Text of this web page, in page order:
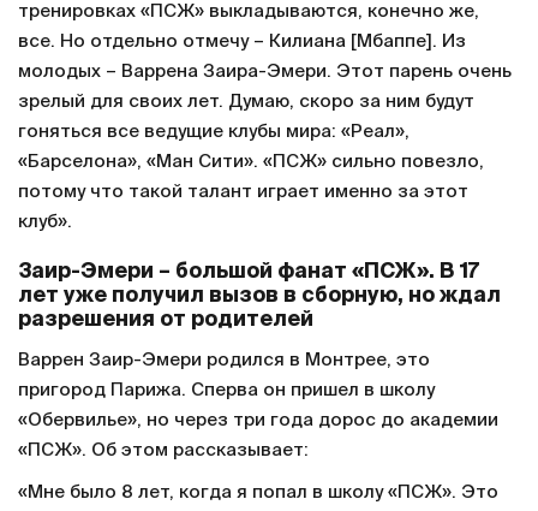
тренировках «ПСЖ» выкладываются, конечно же,
все. Но отдельно отмечу – Килиана [Мбаппе]. Из
молодых – Варрена Заира-Эмери. Этот парень очень
зрелый для своих лет. Думаю, скоро за ним будут
гоняться все ведущие клубы мира: «Реал»,
«Барселона», «Ман Сити». «ПСЖ» сильно повезло,
потому что такой талант играет именно за этот
клуб».
Заир-Эмери – большой фанат «ПСЖ». В 17
лет уже получил вызов в сборную, но ждал
разрешения от родителей
Варрен Заир-Эмери родился в Монтрее, это
пригород Парижа. Сперва он пришел в школу
«Обервилье», но через три года дорос до академии
«ПСЖ». Об этом рассказывает:
«Мне было 8 лет, когда я попал в школу «ПСЖ». Это